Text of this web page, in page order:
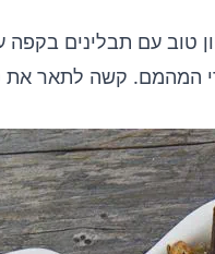
טוב עם תבלינים בקפה
המהמם. קשה לתאר